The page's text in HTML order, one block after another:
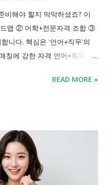
비해야 할지 막막하셨죠? 이
맵 ② 어학+전문자격 조합 ③
니다. 핵심은 ‘언어+직무’의
칭에 강한 자격 언어+직무, 6
어학 자격증 조합 전략: 토익·
어 점수와는 어떻게 조합하나
서비스) 핵심 국제 자격을 우선
·토플·IELTS·HSK 등을 합칩
증명’으로 역할이 다르니 병행
READ MORE »